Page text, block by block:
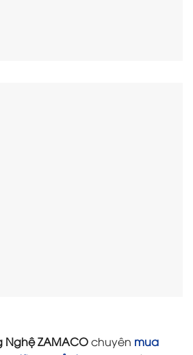
Nghệ ZAMACOchuyên mua